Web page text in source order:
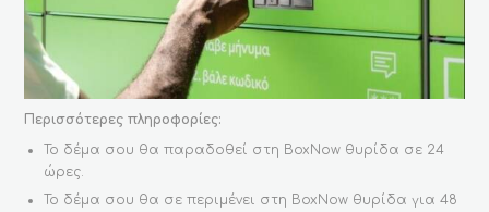
Περισσότερες πληροφορίες:
Το δέμα σου θα παραδοθεί στη BoxNow θυρίδα σε 24
ώρες.
Το δέμα σου θα σε περιμένει στη BoxNow θυρίδα για 48